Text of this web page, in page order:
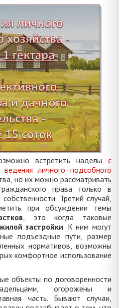
встретить наделы с
личного подсобного
но их можно рассматривать
права только в
Третий случай,
при обсуждении темы
, это когда таковые
застройки. К ним могут
подъездные пути, размер
нормативов, возможны
комфортное использование
объекты по договоренности
огорожены и
часть. Бывают случаи,